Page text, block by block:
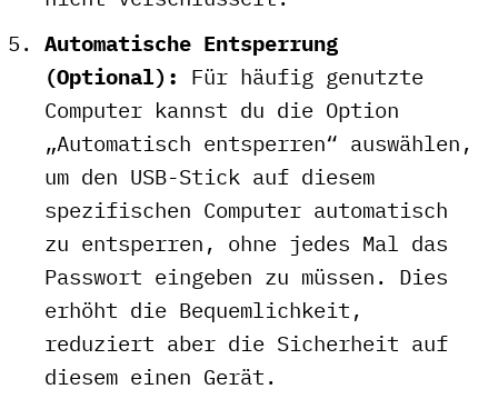
Automatische Entsperrung
(Optional): Für häufig genutzte
Computer kannst du die Option
„Automatisch entsperren“ auswählen,
um den USB-Stick auf diesem
spezifischen Computer automatisch
zu entsperren, ohne jedes Mal das
Passwort eingeben zu müssen. Dies
erhöht die Bequemlichkeit,
reduziert aber die Sicherheit auf
diesem einen Gerät.